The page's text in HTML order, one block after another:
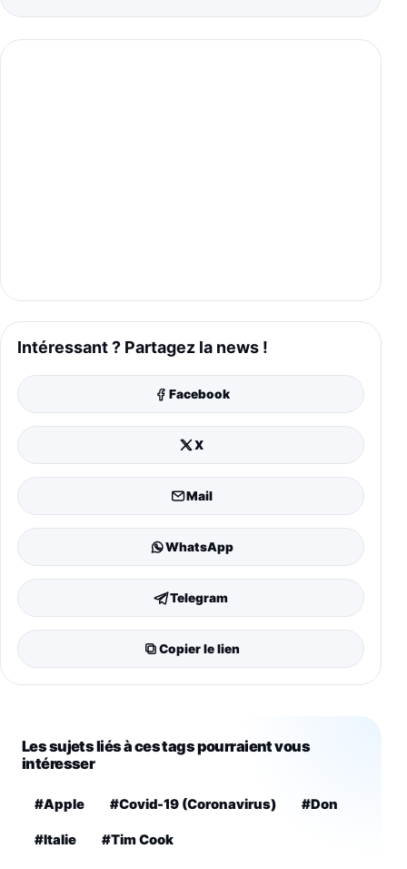
Intéressant ? Partagez la news !
Facebook
X
Mail
WhatsApp
Telegram
Copier le lien
Les sujets liés à ces tags pourraient vous
intéresser
#Apple #Covid-19 (Coronavirus) #Don
#Italie #Tim Cook